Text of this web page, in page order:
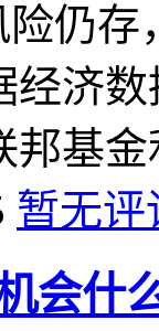
仍存
经济
邦基
暂无评
会什